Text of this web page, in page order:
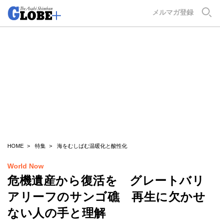
メルマガ登録
HOME 特集 海をむしばむ温暖化と酸性化
World Now
危機遺産から復活を グレートバリ
アリーフのサンゴ礁 再生に欠かせ
ない人の手と理解